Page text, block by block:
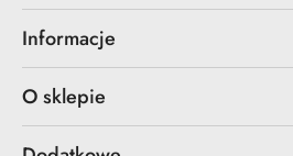
Informacje
O sklepie